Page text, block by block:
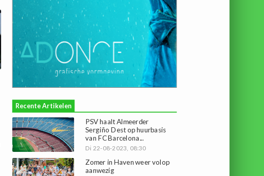
Recente Artikelen
PSV haalt Almeerder
Sergiño Dest op huurbasis
van FC Barcelona...
Di 22-08-2023, 08:30
Zomer in Haven weer volop
aanwezig